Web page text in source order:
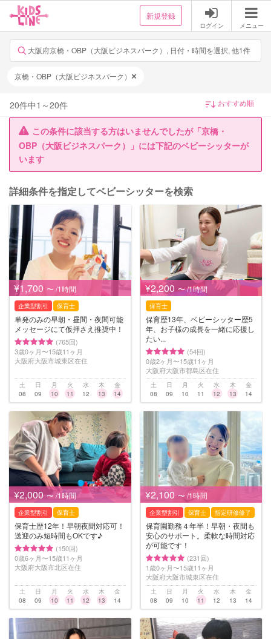
新規登録
ログイン メニュー
大阪府京橋・OBP（大阪ビジネスパーク）, 日付・時間を選択, 他1件
京橋・OBP（大阪ビジネスパーク）
20件中1 ～20件
この条件に該当する方はいませんでしたが「京橋・
OBP（大阪ビジネスパーク）」には下記のベビーシッターが
います
詳細条件を指定してベビーシッターを検索
¥1,700 〜 /1時間
企業型割引 保育士
単発のみの早朝・昼間・夜間可能
メッセージにて仮押さえ推奨中！
(765回)
3歳0ヶ月〜15歳11ヶ月
大阪府大阪市城東区在住
土
08
日
09
月
10
火
11
水
12
木
13
金
14
¥2,200 〜 /1時間
保育士
保育歴13年、ベビーシッター歴5
年、お子様の成長を一緒に応援し
たい...
(54回)
0歳2ヶ月〜15歳11ヶ月
大阪府大阪市都島区在住
土
08
日
09
月
10
火
11
水
12
木
13
金
14
¥2,000 〜 /1時間
企業型割引 保育士
保育士歴12年！早朝夜間対応可！
送迎のみ短時間もOKです♪
(150回)
0歳6ヶ月〜15歳11ヶ月
大阪府大阪市北区在住
土
08
日
09
月
10
火
11
水
12
木
13
金
14
¥2,100 〜 /1時間
企業型割引 保育士 指定研修修了
保育園勤務４年半！早朝・夜間も
安心のサポート。柔軟な時間対応
が可能です！
(231回)
1歳0ヶ月〜15歳11ヶ月
大阪府大阪市城東区在住
土
08
日
09
月
10
火
11
水
12
木
13
金
14